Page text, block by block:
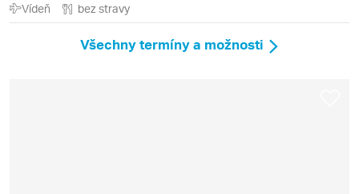
Vídeň bez stravy
Všechny termíny a možnosti